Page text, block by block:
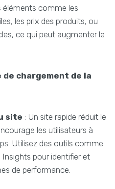
éléments comme les
les prix des produits, ou
ce qui peut augmenter le
chargement de la
site : Un site rapide réduit le
les utilisateurs à
Utilisez des outils comme
pour identifier et
de performance.